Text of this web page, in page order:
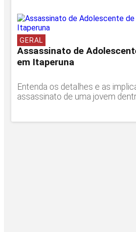
GERAL
Assassinato de
em Itaperuna
Entenda os detalhes e as
assassinato de uma jovem